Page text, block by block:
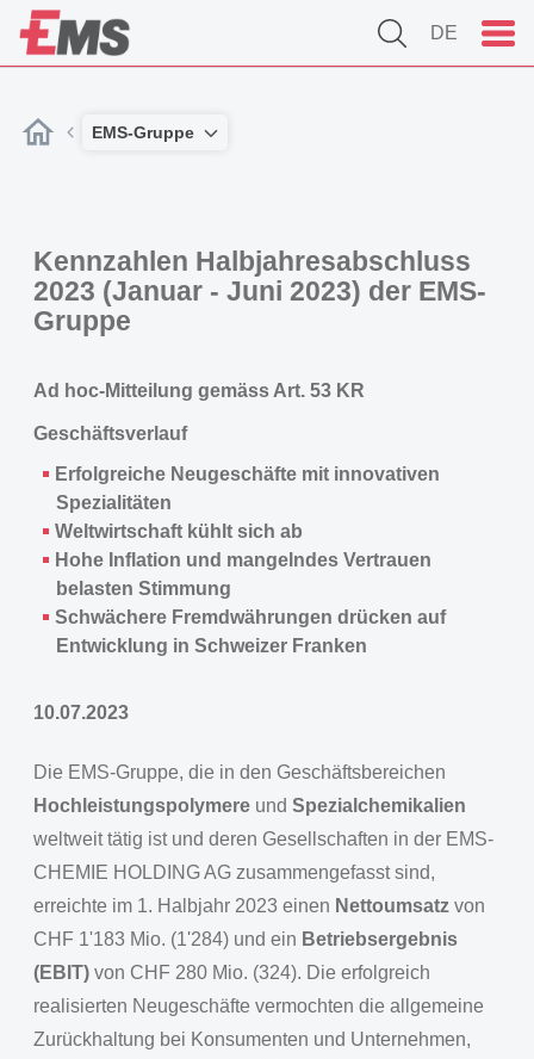
DE
EMS-Gruppe
Kennzahlen Halbjahresabschluss
2023 (Januar - Juni 2023) der EMS-
Gruppe
Ad hoc-Mitteilung gemäss Art. 53 KR
Geschäftsverlauf
Erfolgreiche Neugeschäfte mit innovativen
Spezialitäten
Weltwirtschaft kühlt sich ab
Hohe Inflation und mangelndes Vertrauen
belasten Stimmung
Schwächere Fremdwährungen drücken auf
Entwicklung in Schweizer Franken
10.07.2023
Die EMS-Gruppe, die in den Geschäftsbereichen
Hochleistungspolymere und Spezialchemikalien
weltweit tätig ist und deren Gesellschaften in der EMS-
CHEMIE HOLDING AG zusammengefasst sind,
erreichte im 1. Halbjahr 2023 einen Nettoumsatz von
CHF 1'183 Mio. (1'284) und ein Betriebsergebnis
(EBIT) von CHF 280 Mio. (324). Die erfolgreich
realisierten Neugeschäfte vermochten die allgemeine
Zurückhaltung bei Konsumenten und Unternehmen,